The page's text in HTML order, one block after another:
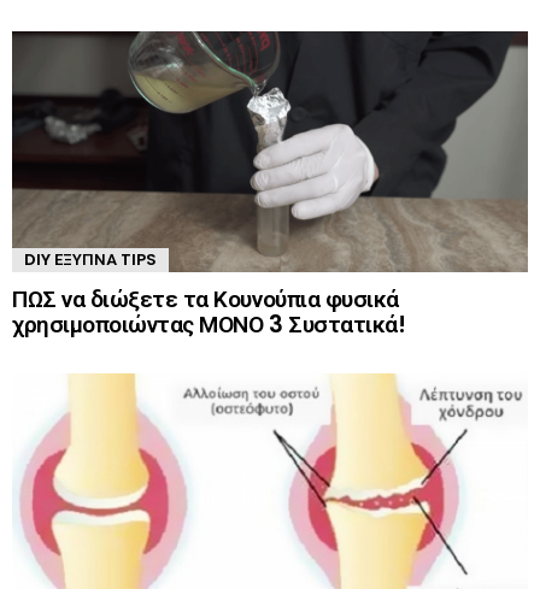
DIY ΈΞΥΠΝΑ TIPS
ΠΩΣ να διώξετε τα Κουνούπια φυσικά
χρησιμοποιώντας ΜΟΝΟ 3 Συστατικά!